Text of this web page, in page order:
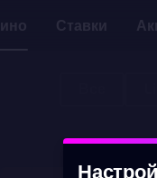
Ставки